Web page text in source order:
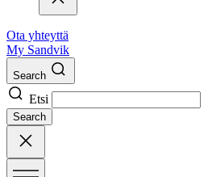
Ota yhteyttä
My Sandvik
Search
Etsi
Search